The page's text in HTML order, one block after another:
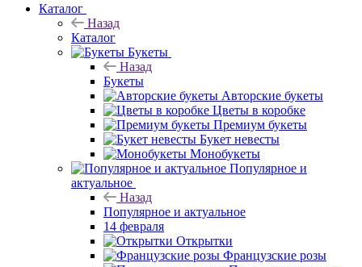
Каталог
Назад
Каталог
Букеты
Назад
Букеты
Авторские букеты
Цветы в коробке
Премиум букеты
Букет невесты
Монобукеты
Популярное и
актуальное
Назад
Популярное и актуальное
14 февраля
Открытки
Французские розы